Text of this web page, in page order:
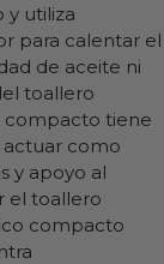
utiliza
para calentar el
de aceite ni
toallero
compacto tiene
actuar como
y apoyo al
el toallero
compacto